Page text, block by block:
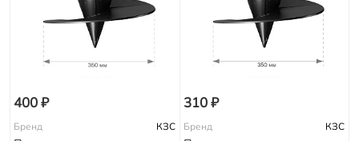
400 ₽
Бренд КЗС
310 ₽
Бренд КЗС